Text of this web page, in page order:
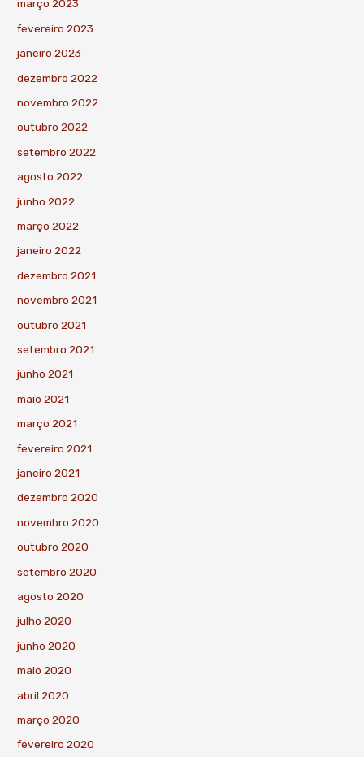
março 2023
fevereiro 2023
janeiro 2023
dezembro 2022
novembro 2022
outubro 2022
setembro 2022
agosto 2022
junho 2022
março 2022
janeiro 2022
dezembro 2021
novembro 2021
outubro 2021
setembro 2021
junho 2021
maio 2021
março 2021
fevereiro 2021
janeiro 2021
dezembro 2020
novembro 2020
outubro 2020
setembro 2020
agosto 2020
julho 2020
junho 2020
maio 2020
abril 2020
março 2020
fevereiro 2020